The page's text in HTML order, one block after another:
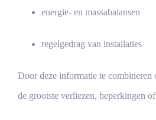
energie- en massabalansen
regelgedrag van installaties
Door deze informatie te combineren
de grootste verliezen, beperkingen